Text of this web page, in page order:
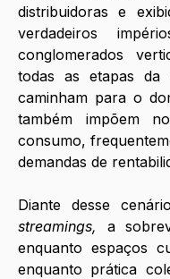
distribuidoras e
verdadeiros
conglomerados
todas as etapas da
caminham para o
também impõem
consumo,
demandas de
streamings, a
enquanto espaços
enquanto prática